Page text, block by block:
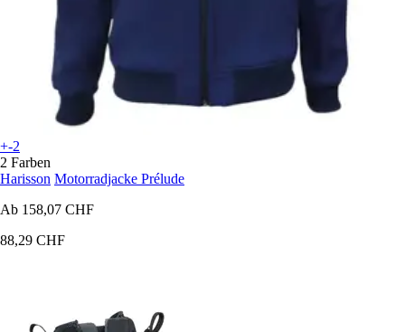
+-2
2 Farben
Harisson Motorradjacke Prélude
Ab 158,07 CHF
88,29 CHF